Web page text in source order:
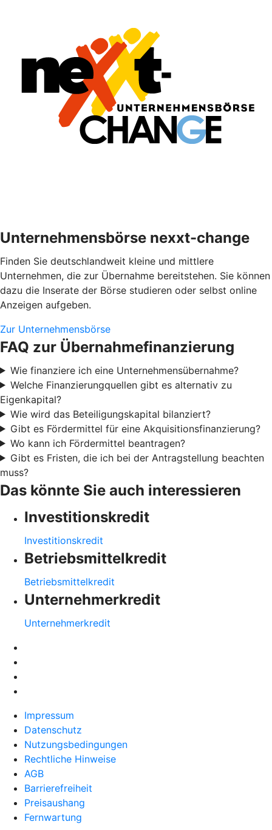
Unternehmensbörse nexxt-change
Finden Sie deutschlandweit kleine und mittlere
Unternehmen, die zur Übernahme bereitstehen. Sie können
dazu die Inserate der Börse studieren oder selbst online
Anzeigen aufgeben.
Zur Unternehmensbörse
FAQ zur Übernahmefinanzierung
Wie finanziere ich eine Unternehmensübernahme?
Welche Finanzierungquellen gibt es alternativ zu
Eigenkapital?
Wie wird das Beteiligungskapital bilanziert?
Gibt es Fördermittel für eine Akquisitionsfinanzierung?
Wo kann ich Fördermittel beantragen?
Gibt es Fristen, die ich bei der Antragstellung beachten
muss?
Das könnte Sie auch interessieren
Investitionskredit
Investitionskredit
Betriebsmittelkredit
Betriebsmittelkredit
Unternehmerkredit
Unternehmerkredit
Impressum
Datenschutz
Nutzungsbedingungen
Rechtliche Hinweise
AGB
Barrierefreiheit
Preisaushang
Fernwartung